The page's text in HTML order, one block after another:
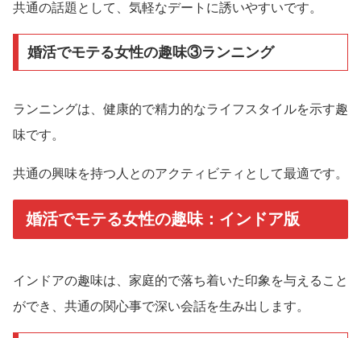
共通の話題として、気軽なデートに誘いやすいです。
婚活でモテる女性の趣味③ランニング
ランニングは、健康的で精力的なライフスタイルを示す趣
味です。
共通の興味を持つ人とのアクティビティとして最適です。
婚活でモテる女性の趣味：インドア版
インドアの趣味は、家庭的で落ち着いた印象を与えること
ができ、共通の関心事で深い会話を生み出します。